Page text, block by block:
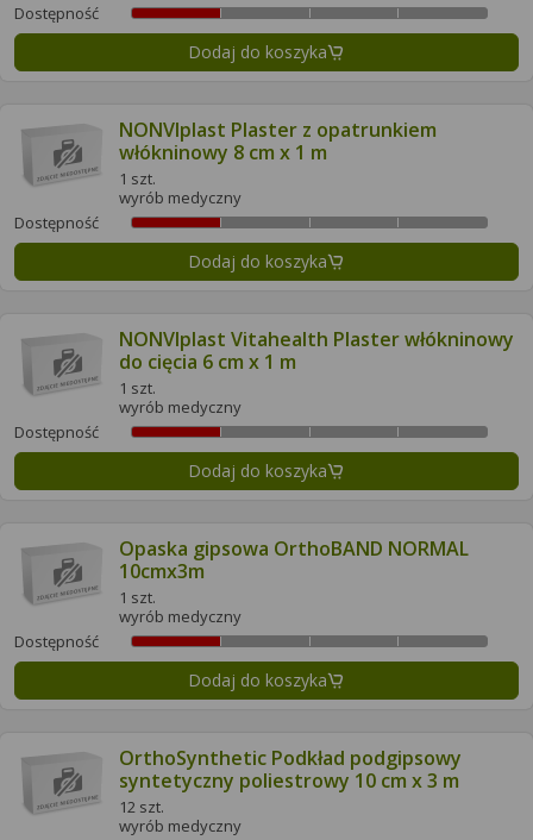
Dostępność
Dodaj do koszyka
NONVIplast Plaster z opatrunkiem
włókninowy 8 cm x 1 m
1 szt.
wyrób medyczny
Dostępność
Dodaj do koszyka
NONVIplast Vitahealth Plaster włókninowy
do cięcia 6 cm x 1 m
1 szt.
wyrób medyczny
Dostępność
Dodaj do koszyka
Opaska gipsowa OrthoBAND NORMAL
10cmx3m
1 szt.
wyrób medyczny
Dostępność
Dodaj do koszyka
OrthoSynthetic Podkład podgipsowy
syntetyczny poliestrowy 10 cm x 3 m
12 szt.
wyrób medyczny